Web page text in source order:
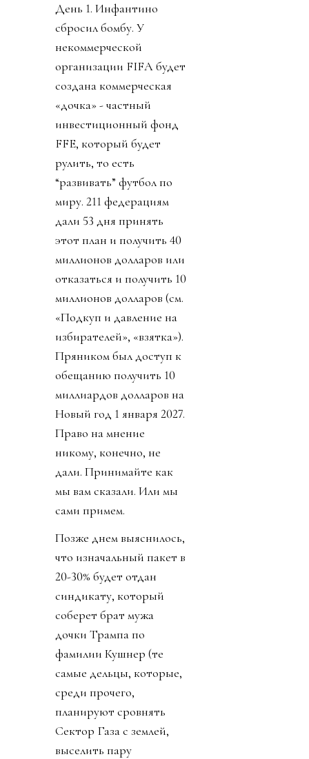
День 1. Инфантино
сбросил бомбу. У
некоммерческой
организации FIFA будет
создана коммерческая
«дочка» - частный
инвестиционный фонд
FFE, который будет
рулить, то есть
“развивать” футбол по
миру. 211 федерациям
дали 53 дня принять
этот план и получить 40
миллионов долларов или
отказаться и получить 10
миллионов долларов (см.
«Подкуп и давление на
избирателей», «взятка»).
Пряником был доступ к
обещанию получить 10
миллиардов долларов на
Новый год 1 января 2027.
Право на мнение
никому, конечно, не
дали. Принимайте как
мы вам сказали. Или мы
сами примем.
Позже днем выяснилось,
что изначальный пакет в
20-30% будет отдан
синдикату, который
соберет брат мужа
дочки Трампа по
фамилии Кушнер (те
самые дельцы, которые,
среди прочего,
планируют сровнять
Сектор Газа с землей,
выселить пару